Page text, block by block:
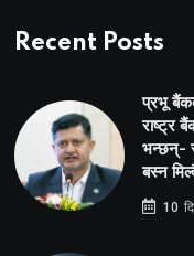
Recent Posts
प्रभू
राष्ट्र
भन्छन्-
बस्न
10